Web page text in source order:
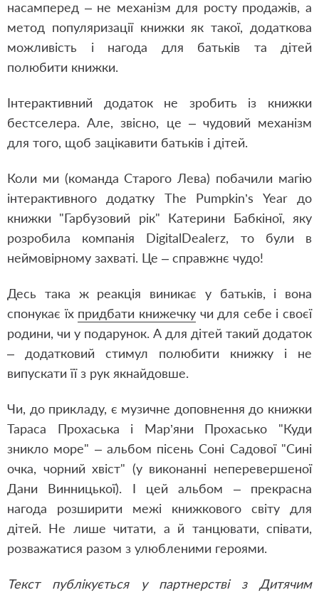
насамперед – не механізм для росту продажів, а
метод популяризації книжки як такої, додаткова
можливість і нагода для батьків та дітей
полюбити книжки.
Інтерактивний додаток не зробить із книжки
бестселера. Але, звісно, це – чудовий механізм
для того, щоб зацікавити батьків і дітей.
Коли ми (команда Старого Лева) побачили магію
інтерактивного додатку The Pumpkin’s Year до
книжки "Гарбузовий рік" Катерини Бабкіної, яку
розробила компанія DigitalDealerz, то були в
неймовірному захваті. Це – справжнє чудо!
Десь така ж реакція виникає у батьків, і вона
спонукає їх придбати книжечкучи для себе і своєї
родини, чи у подарунок. А для дітей такий додаток
– додатковий стимул полюбити книжку і не
випускати її з рук якнайдовше.
Чи, до прикладу, є музичне доповнення до книжки
Тараса Прохаська і Мар’яни Прохасько "Куди
зникло море" – альбом пісень Соні Садової "Сині
очка, чорний хвіст" (у виконанні неперевершеної
Дани Винницької). І цей альбом – прекрасна
нагода розширити межі книжкового світу для
дітей. Не лише читати, а й танцювати, співати,
розважатися разом з улюбленими героями.
Текст публікується у партнерстві з Дитячим